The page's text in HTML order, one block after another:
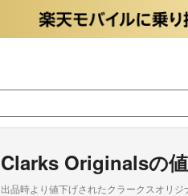
Clarks Originalsの
出品時より値下げされたクラークスオリジ